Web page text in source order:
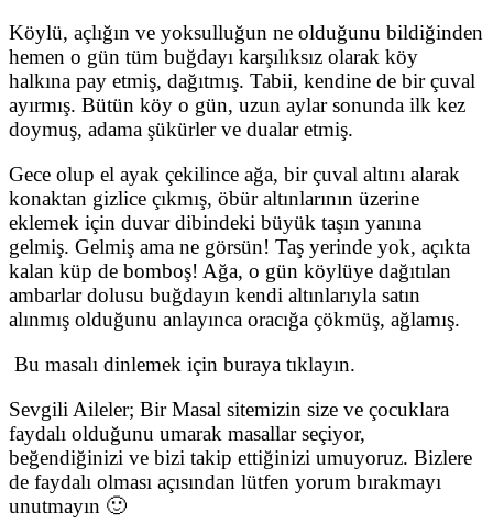
Köylü, açlığın ve yoksulluğun ne olduğunu bildiğinden
hemen o gün tüm buğdayı karşılıksız olarak köy
halkına pay etmiş, dağıtmış. Tabii, kendine de bir çuval
ayırmış. Bütün köy o gün, uzun aylar sonunda ilk kez
doymuş, adama şükürler ve dualar etmiş.
Gece olup el ayak çekilince ağa, bir çuval altını alarak
konaktan gizlice çıkmış, öbür altınlarının üzerine
eklemek için duvar dibindeki büyük taşın yanına
gelmiş. Gelmiş ama ne görsün! Taş yerinde yok, açıkta
kalan küp de bomboş! Ağa, o gün köylüye dağıtılan
ambarlar dolusu buğdayın kendi altınlarıyla satın
alınmış olduğunu anlayınca oracığa çökmüş, ağlamış.
Bu masalı dinlemek için buraya tıklayın.
Sevgili Aileler; Bir Masal sitemizin size ve çocuklara
faydalı olduğunu umarak masallar seçiyor,
beğendiğinizi ve bizi takip ettiğinizi umuyoruz. Bizlere
de faydalı olması açısından lütfen yorum bırakmayı
unutmayın 🙂